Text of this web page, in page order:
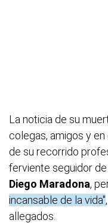
La noticia de su
colegas, amigos y
de su recorrido
ferviente seguidor de
Diego Maradona,
incansable de la vida"
allegados.